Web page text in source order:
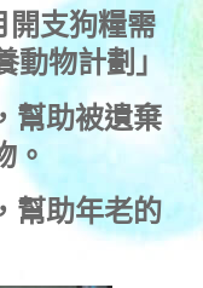
支狗糧需
動物計劃」
，幫助被遺棄
。
，幫助年老的